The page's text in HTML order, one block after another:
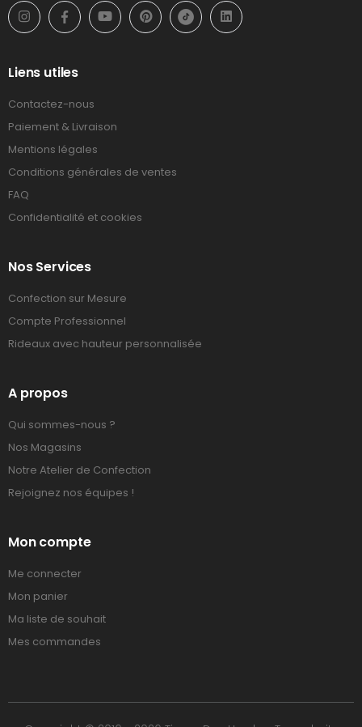
Liens utiles
Contactez-nous
Paiement & Livraison
Mentions légales
Conditions générales de ventes
FAQ
Confidentialité et cookies
Nos Services
Confection sur Mesure
Compte Professionnel
Rideaux avec hauteur personnalisée
A propos
Qui sommes-nous ?
Nos Magasins
Notre Atelier de Confection
Rejoignez nos équipes !
Mon compte
Me connecter
Mon panier
Ma liste de souhait
Mes commandes